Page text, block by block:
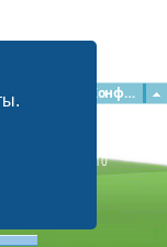
Конфиденциальность
Наша команда
Off |
Queries: 10